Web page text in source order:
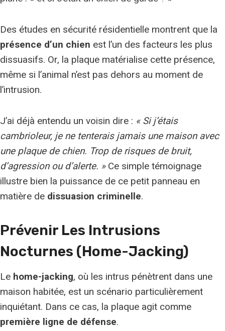
Des études en sécurité résidentielle montrent que la
présence d’un chien est l’un des facteurs les plus
dissuasifs. Or, la plaque matérialise cette présence,
même si l’animal n’est pas dehors au moment de
l’intrusion.
J’ai déjà entendu un voisin dire : « Si j’étais
cambrioleur, je ne tenterais jamais une maison avec
une plaque de chien. Trop de risques de bruit,
d’agression ou d’alerte. »Ce simple témoignage
illustre bien la puissance de ce petit panneau en
matière de dissuasion criminelle.
Prévenir Les Intrusions
Nocturnes (home-Jacking)
Le home-jacking, où les intrus pénètrent dans une
maison habitée, est un scénario particulièrement
inquiétant. Dans ce cas, la plaque agit comme
première ligne de défense.